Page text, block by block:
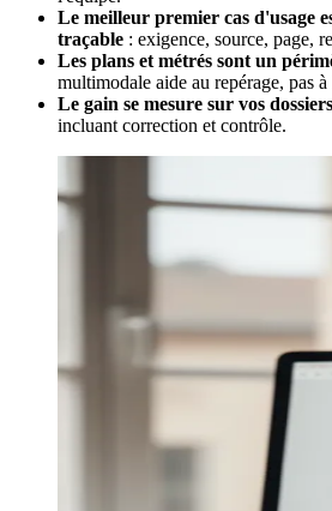
Le meilleur premier cas d'usage
traçable : exigence, source, page,
Les plans et métrés sont un
multimodale aide au repérage, pas
Le gain se mesure sur vos dossiers
incluant correction et contrôle.